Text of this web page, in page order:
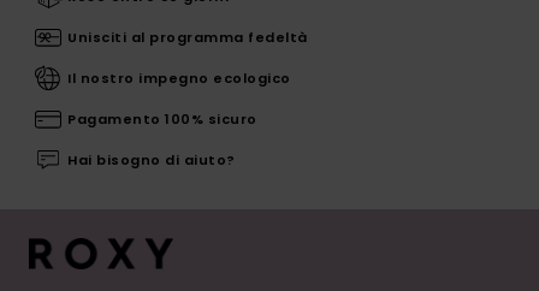
Unisciti al programma fedeltà
Il nostro impegno ecologico
Pagamento 100% sicuro
Hai bisogno di aiuto?